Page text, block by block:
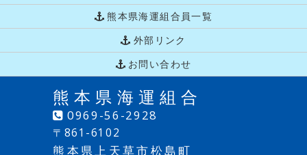
熊本県海運組合
0969-56-2928
〒861-6102
熊本県上天草市松島町
熊本県海運組合員一覧
外部リンク
お問い合わせ